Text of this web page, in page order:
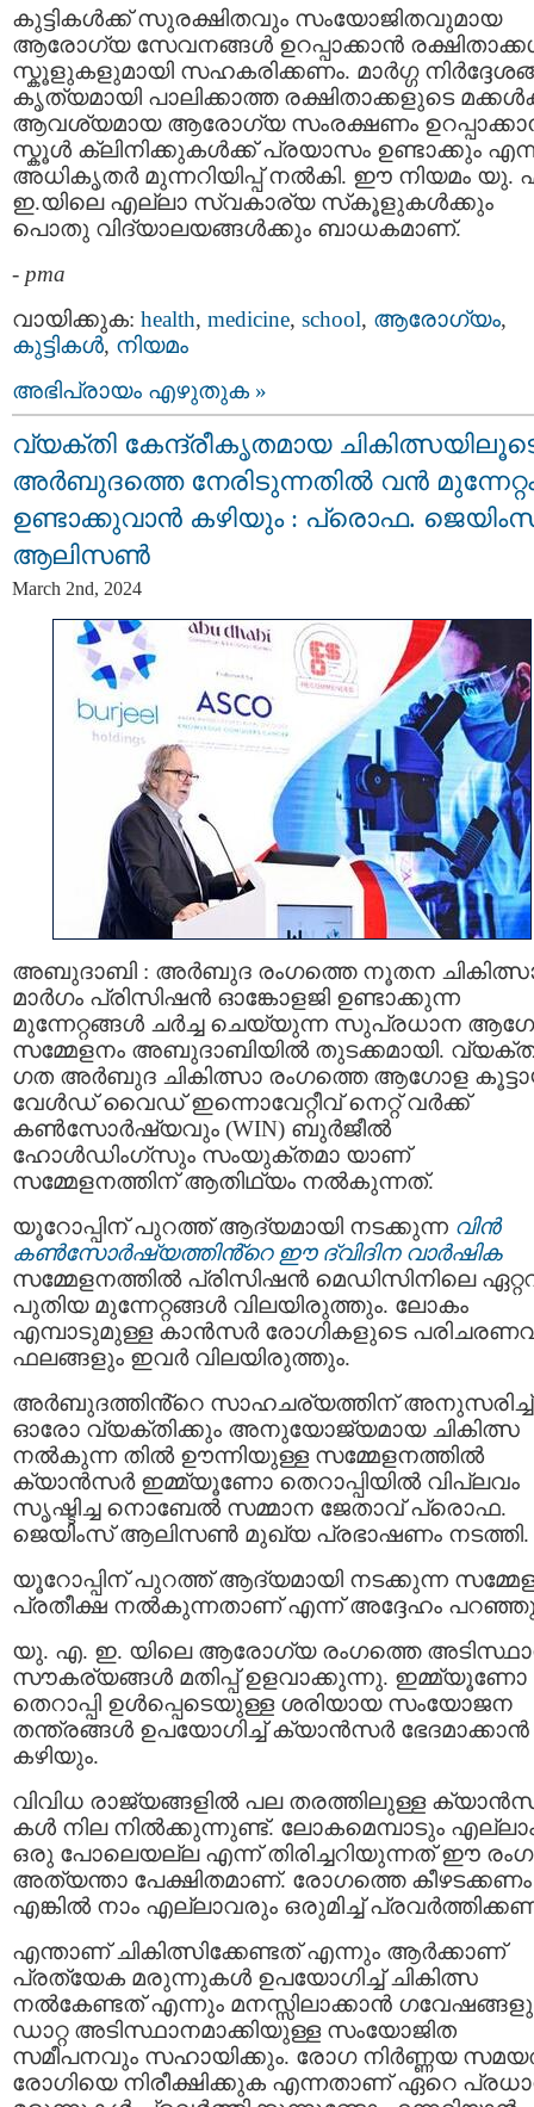
കുട്ടികൾക്ക് സുരക്ഷിതവും സംയോജിതവുമായ
ആരോഗ്യ സേവനങ്ങൾ ഉറപ്പാക്കാൻ
സ്കൂളുകളുമായി സഹകരിക്കണം. മാർഗ്ഗ
കൃത്യമായി പാലിക്കാത്ത രക്ഷിതാക്കളുടെ
ആവശ്യമായ ആരോഗ്യ സംരക്ഷണം
സ്കൂൾ ക്ലിനിക്കുകൾക്ക് പ്രയാസം ഉണ്ടാക്കും
അധികൃതർ മുന്നറിയിപ്പ് നൽകി. ഈ നിയമം യു.
ഇ.യിലെ എല്ലാ സ്വകാര്യ സ്‌കൂളുകൾക്കും
പൊതു വിദ്യാലയങ്ങൾക്കും ബാധകമാണ്.
- pma
വായിക്കുക: health, medicine, school, ആരോഗ്യം,
കുട്ടികള്‍, നിയമം
അഭിപ്രായം എഴുതുക »
വ്യക്തി കേന്ദ്രീകൃതമായ
അർബുദത്തെ നേരിടുന്നതിൽ വൻ
ഉണ്ടാക്കുവാൻ കഴിയും : പ്രൊഫ.
ആലിസൺ
March 2nd, 2024
അബുദാബി : അർബുദ രംഗത്തെ നൂതന
മാർഗം പ്രിസിഷൻ ഓങ്കോളജി ഉണ്ടാക്കുന്ന
മുന്നേറ്റങ്ങൾ ചർച്ച ചെയ്യുന്ന സുപ്രധാന
സമ്മേളനം അബുദാബിയിൽ തുടക്കമായി.
ഗത അർബുദ ചികിത്സാ രംഗത്തെ ആഗോള
വേൾഡ് വൈഡ് ഇന്നൊവേറ്റീവ് നെറ്റ്‌ വർക്ക്
കൺസോർഷ്യവും (WIN) ബുർജീൽ
ഹോൾഡിംഗ്‌സും സംയുക്തമാ യാണ്
സമ്മേളനത്തിന് ആതിഥ്യം നൽകുന്നത്.
യൂറോപ്പിന് പുറത്ത് ആദ്യമായി നടക്കുന്ന വിൻ
കൺസോർഷ്യത്തിൻ്റെ ഈ ദ്വിദിന വാർഷിക
സമ്മേളനത്തിൽ പ്രിസിഷൻ മെഡിസിനിലെ
പുതിയ മുന്നേറ്റങ്ങൾ വിലയിരുത്തും. ലോകം
എമ്പാടുമുള്ള കാൻസർ രോഗികളുടെ
ഫലങ്ങളും ഇവർ വിലയിരുത്തും.
അർബുദത്തിൻ്റെ സാഹചര്യത്തിന് അനുസരിച്ച്
ഓരോ വ്യക്തിക്കും അനുയോജ്യമായ ചികിത്സ
നൽകുന്ന തിൽ ഊന്നിയുള്ള സമ്മേളനത്തിൽ
ക്യാൻസർ ഇമ്മ്യൂണോ തെറാപ്പിയിൽ വിപ്ലവം
സൃഷ്ടിച്ച നൊബേൽ സമ്മാന ജേതാവ് പ്രൊഫ.
ജെയിംസ് ആലിസൺ മുഖ്യ പ്രഭാഷണം നടത്തി.
യൂറോപ്പിന് പുറത്ത് ആദ്യമായി നടക്കുന്ന
പ്രതീക്ഷ നൽകുന്നതാണ് എന്ന് അദ്ദേഹം
യു. എ. ഇ. യിലെ ആരോഗ്യ രംഗത്തെ
സൗകര്യങ്ങൾ മതിപ്പ് ഉളവാക്കുന്നു. ഇമ്മ്യൂണോ
തെറാപ്പി ഉൾപ്പെടെയുള്ള ശരിയായ സംയോജന
തന്ത്രങ്ങൾ ഉപയോഗിച്ച് ക്യാൻസർ ഭേദമാക്കാൻ
കഴിയും.
വിവിധ രാജ്യങ്ങളിൽ പല തരത്തിലുള്ള
കൾ നില നിൽക്കുന്നുണ്ട്. ലോകമെമ്പാടും
ഒരു പോലെയല്ല എന്ന് തിരിച്ചറിയുന്നത് ഈ
അത്യന്താ പേക്ഷിതമാണ്. രോഗത്തെ കീഴടക്കണം
എങ്കിൽ നാം എല്ലാവരും ഒരുമിച്ച്
എന്താണ് ചികിത്സിക്കേണ്ടത് എന്നും ആർക്കാണ്
പ്രത്യേക മരുന്നുകൾ ഉപയോഗിച്ച് ചികിത്സ
നൽകേണ്ടത് എന്നും മനസ്സിലാക്കാൻ
ഡാറ്റ അടിസ്ഥാനമാക്കിയുള്ള സംയോജിത
സമീപനവും സഹായിക്കും. രോഗ നിർണ്ണയ
രോഗിയെ നിരീക്ഷിക്കുക എന്നതാണ് ഏറെ